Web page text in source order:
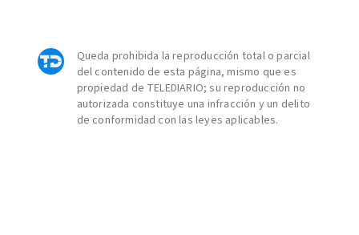
Queda prohibida la reproducción total o parcial
del contenido de esta página, mismo que es
propiedad de TELEDIARIO; su reproducción no
autorizada constituye una infracción y un delito
de conformidad con las leyes aplicables.